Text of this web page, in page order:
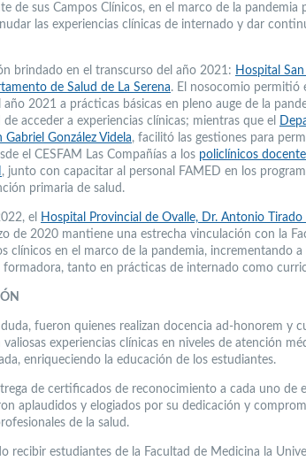
de sus Campos Clínicos, en el marco de la pandemia
las experiencias clínicas de internado y dar
brindado en el transcurso del año 2021: Hospital
de Salud de La Serena. El nosocomio permitió
2021 a prácticas básicas en pleno auge de la
acceder a experiencias clínicas; mientras que el
González Videla, facilitó las gestiones para
el CESFAM Las Compañías a los policlínicos
, junto con capacitar al personal FAMED en los
primaria de salud.
el Hospital Provincial de Ovalle, Dr. Antonio Tirado
de 2020 mantiene una estrecha vinculación con la
clínicos en el marco de la pandemia, incrementando a
formadora, tanto en prácticas de internado como
fueron quienes realizan docencia ad-honorem y
experiencias clínicas en niveles de atención
enriqueciendo la educación de los estudiantes.
de certificados de reconocimiento a cada uno de
aplaudidos y elogiados por su dedicación y
de la salud.
recibir estudiantes de la Facultad de Medicina la